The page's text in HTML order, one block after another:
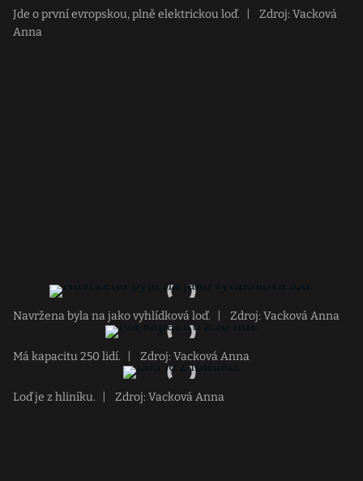
Jde o první evropskou, plně elektrickou loď.
Zdroj: Vacková
Anna
Navržena byla na jako vyhlídková loď. Zdroj: Vacková Anna
Má kapacitu 250 lidí. Zdroj: Vacková Anna
Loď je z hliníku. Zdroj: Vacková Anna